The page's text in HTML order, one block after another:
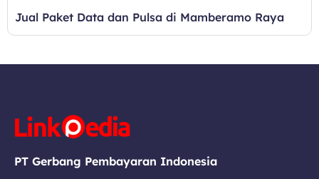
Jual Paket Data dan Pulsa di Mamberamo Raya
PT Gerbang Pembayaran Indonesia